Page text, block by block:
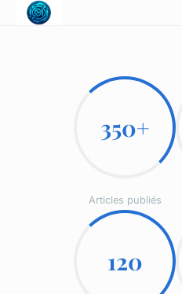
350+
Articles publiés
120